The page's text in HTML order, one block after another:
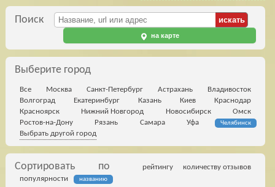
Поиск
на карте
Выберите город
Все Москва Санкт-Петербург Астрахань
Владивосток
Волгоград
Екатеринбург Казань Киев
Краснодар
Красноярск
Нижний Новгород Новосибирск
Омск
Ростов-на-Дону
Рязань Самара Уфа Челябинск
Выбрать другой город
Сортировать по рейтингу
количеству отзывов
популярности
названию